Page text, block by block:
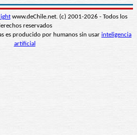
www.deChile.net. (c) 2001-2026 - Todos los
reservados
es producido por humanos sin usar inteligencia
artificial